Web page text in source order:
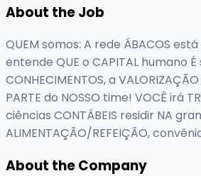
About the Job
QUEM somos: A rede ÁBACOS
entende QUE o CAPITAL humano É
CONHECIMENTOS, a
PARTE do NOSSO time! VOCÊ irá
ciências CONTÁBEIS residir NA
ALIMENTAÇÃO/REFEIÇÃO,
About the Company